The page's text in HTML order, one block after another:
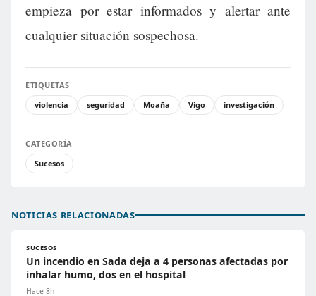
empieza por estar informados y alertar ante
cualquier situación sospechosa.
ETIQUETAS
violencia
seguridad Moaña Vigo investigación
CATEGORÍA
Sucesos
NOTICIAS RELACIONADAS
SUCESOS
Un incendio en Sada deja a 4 personas afectadas por
inhalar humo, dos en el hospital
Hace 8h